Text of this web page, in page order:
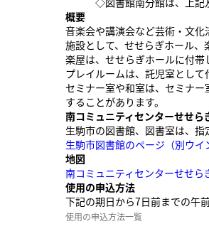
概要
音楽会や講演会など芸術・文化
施設として、せせらぎホール、
楽屋は、せせらぎホールに付帯
プレイルームは、託児室として
セミナー室や和室は、セミナ
することがあります。
南コミュニティセンターせせら
生駒市の図書館、図書室は、指
生駒市図書館のページ （別ウ
地図
南コミュニティセンターせせら
使用の申込方法
下記の期日から7日前までの午
使用の申込方法一覧